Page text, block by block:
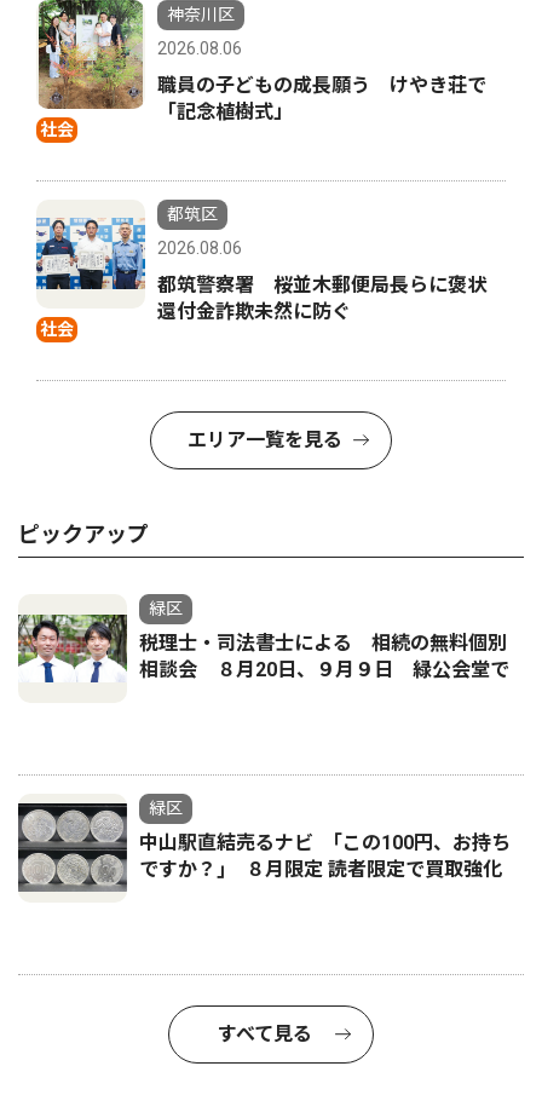
社会
神奈川区
2026.08.06
職員の子どもの成長願う けやき荘で
「記念植樹式」
社会
都筑区
2026.08.06
都筑警察署 桜並木郵便局長らに褒状
還付金詐欺未然に防ぐ
エリア一覧を見る
ピックアップ
緑区
税理士・司法書士による 相続の無料個別
相談会 ８月20日、９月９日 緑公会堂で
緑区
中山駅直結売るナビ ｢この100円、お持ち
ですか？｣ ８月限定 読者限定で買取強化
すべて見る